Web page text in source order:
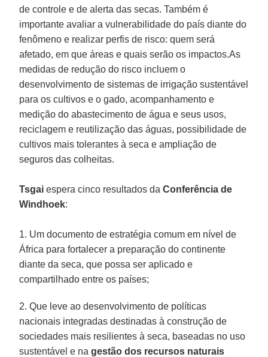
de controle e de alerta das secas. Também é
importante avaliar a vulnerabilidade do país diante do
fenômeno e realizar perfis de risco: quem será
afetado, em que áreas e quais serão os impactos.As
medidas de redução do risco incluem o
desenvolvimento de sistemas de irrigação sustentável
para os cultivos e o gado, acompanhamento e
medição do abastecimento de água e seus usos,
reciclagem e reutilização das águas, possibilidade de
cultivos mais tolerantes à seca e ampliação de
seguros das colheitas.
Tsgai espera cinco resultados daConferência de
Windhoek:
1. Um documento de estratégia comum em nível de
África para fortalecer a preparação do continente
diante da seca, que possa ser aplicado e
compartilhado entre os países;
2. Que leve ao desenvolvimento de políticas
nacionais integradas destinadas à construção de
sociedades mais resilientes à seca, baseadas no uso
sustentável e nagestão dos recursos naturais